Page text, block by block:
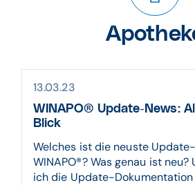
13.03.23
WINAPO® Update-News:
Blick
Welches ist die neuste
WINAPO®? Was genau ist neu?
ich die Update-Dokumentation